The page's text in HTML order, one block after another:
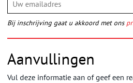
Bij inschrijving gaat u akkoord met ons
Aanvullingen
Vul deze informatie aan of geef een